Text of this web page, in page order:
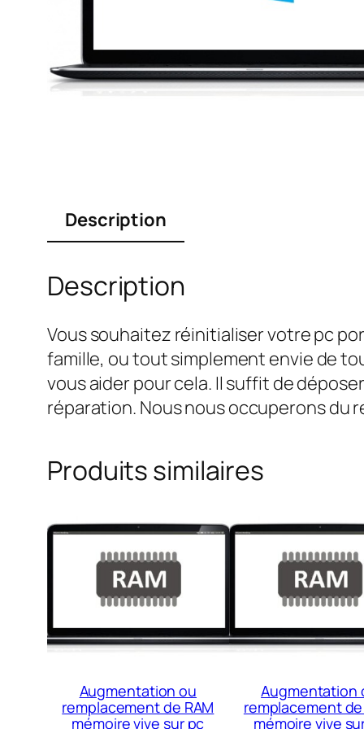
Description
Description
Vous souhaitez réinitialiser votre pc
famille, ou tout simplement envie de
vous aider pour cela. Il suffit de
réparation. Nous nous occuperons du
Produits similaires
Augmentation ou
remplacement de RAM
mémoire vive sur pc
Augmentation
remplacement de
mémoire vive